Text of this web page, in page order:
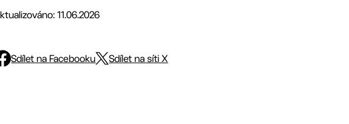
11.06.2026
Sdílet na Facebooku Sdílet na síti X